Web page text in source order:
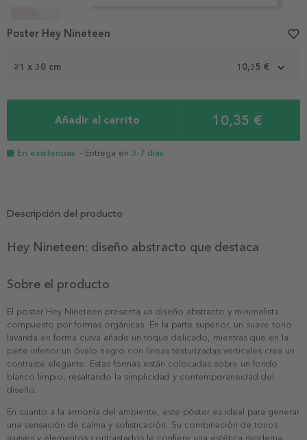
1
21 x 30 cm 10,35 €
Añadir al carrito 10,35 €
En existencias - Entrega en 3-7 días
Poster Hey Nineteen favorite_border
Descripción del producto
Hey Nineteen: diseño abstracto que destaca
Sobre el producto
El poster Hey Nineteen presenta un diseño abstracto y minimalista
compuesto por formas orgánicas. En la parte superior, un suave tono
lavanda en forma curva añade un toque delicado, mientras que en la
parte inferior un óvalo negro con líneas texturizadas verticales crea un
contraste elegante. Estas formas están colocadas sobre un fondo
blanco limpio, resaltando la simplicidad y contemporaneidad del
diseño.
En cuanto a la armonía del ambiente, este póster es ideal para generar
una sensación de calma y sofisticación. Su combinación de tonos